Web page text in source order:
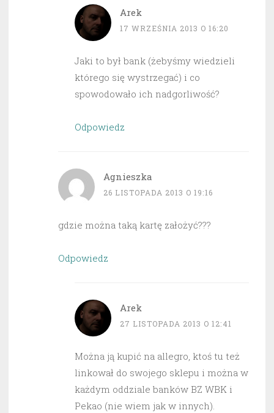
Arek
17 WRZEŚNIA 2013 O 16:20
Jaki to był bank (żebyśmy wiedzieli
którego się wystrzegać) i co
spowodowało ich nadgorliwość?
Odpowiedz
Agnieszka
26 LISTOPADA 2013 O 19:16
gdzie można taką kartę założyć???
Odpowiedz
Arek
27 LISTOPADA 2013 O 12:41
Można ją kupić na allegro, ktoś tu też
linkował do swojego sklepu i można w
każdym oddziale banków BZ WBK i
Pekao (nie wiem jak w innych).